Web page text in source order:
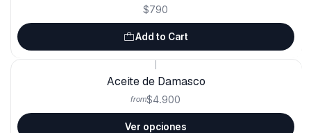
$790
Add to Cart
Aceite de Damasco
from$4.900
Ver opciones